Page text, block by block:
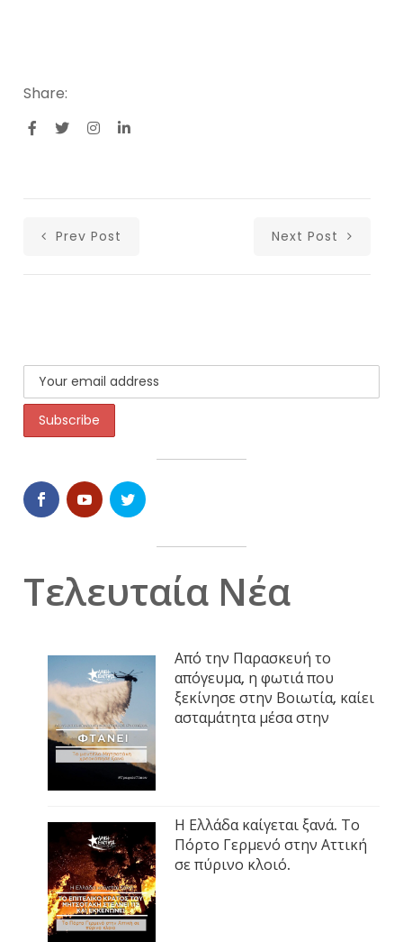
Share:
Prev Post Next Post
Τελευταία Νέα
Από την Παρασκευή το
απόγευμα, η φωτιά που
ξεκίνησε στην Βοιωτία, καίει
ασταμάτητα μέσα στην
Η Ελλάδα καίγεται ξανά. Το
Πόρτο Γερμενό στην Αττική
σε πύρινο κλοιό.